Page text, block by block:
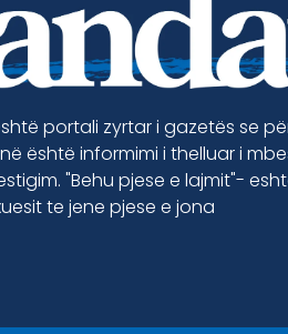
portali zyrtar i gazetës se
është informimi i thelluar i
"Behu pjese e lajmit"-
te jene pjese e jona